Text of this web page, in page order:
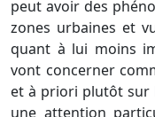
peut avoir des
zones urbaines et
quant à lui moins
vont concerner
et à priori plutôt sur
une attention